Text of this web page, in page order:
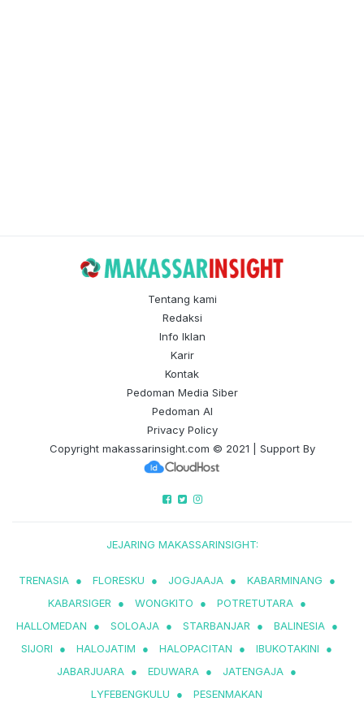
Tentang kami
Redaksi
Info Iklan
Karir
Kontak
Pedoman Media Siber
Pedoman AI
Privacy Policy
Copyright makassarinsight.com © 2021 | Support By
JEJARING MAKASSARINSIGHT:
TRENASIA ● FLORESKU ● JOGJAAJA ● KABARMINANG
●
KABARSIGER ● WONGKITO ● POTRETUTARA ●
HALLOMEDAN
● SOLOAJA ● STARBANJAR ● BALINESIA ●
SIJORI
● HALOJATIM ● HALOPACITAN ● IBUKOTAKINI
●
JABARJUARA ● EDUWARA ● JATENGAJA ●
LYFEBENGKULU
● PESENMAKAN